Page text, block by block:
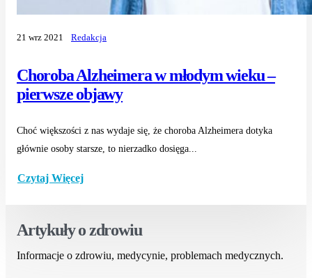
Choroba Alzheimera w młodym wieku –
pierwsze objawy
21 wrz 2021 Redakcja
Choć większości z nas wydaje się, że choroba Alzheimera dotyka
głównie osoby starsze, to nierzadko dosięga...
Czytaj Więcej
Artykuły o zdrowiu
Informacje o zdrowiu, medycynie, problemach medycznych.